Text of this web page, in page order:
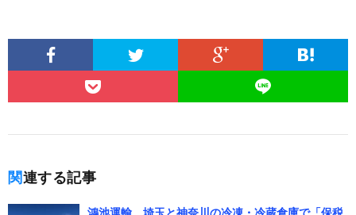
関連する記事
鴻池運輸、埼玉と神奈川の冷凍・冷蔵倉庫で「保税